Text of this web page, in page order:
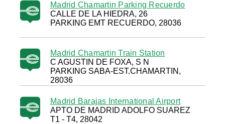
Madrid Chamartin Parking Recuerdo
CALLE DE LA HIEDRA, 26
PARKING EMT RECUERDO, 28036
Madrid Chamartin Train Station
C AGUSTIN DE FOXA, S N
PARKING SABA-EST.CHAMARTIN,
28036
Madrid Barajas International Airport
APTO DE MADRID ADOLFO SUAREZ
T1 - T4, 28042